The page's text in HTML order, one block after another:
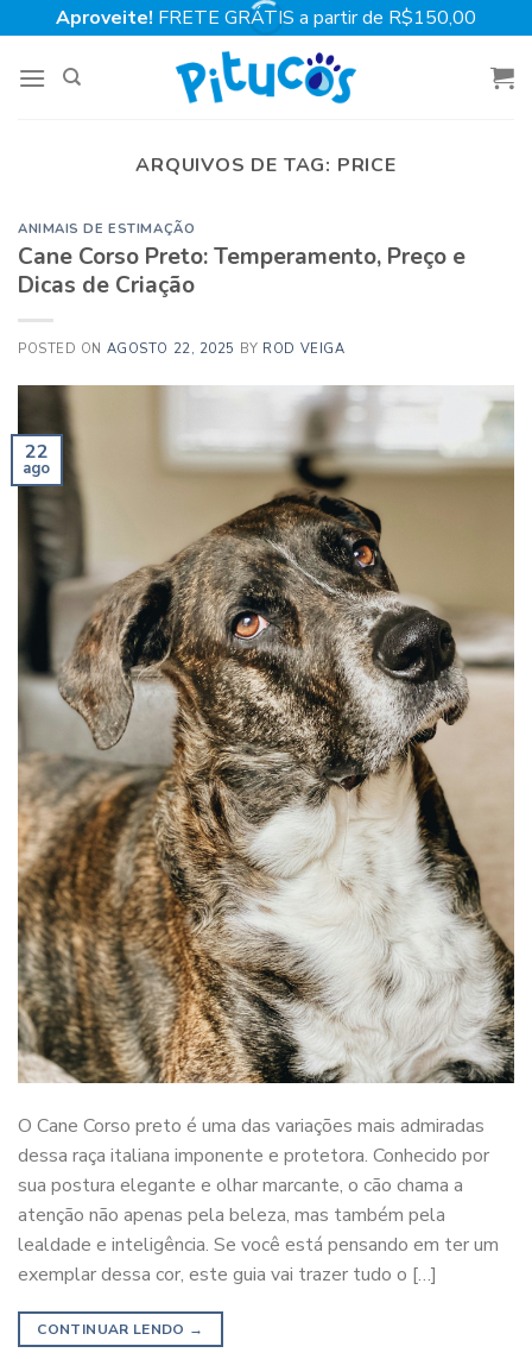
to
content
Aproveite! FRETE GRÁTIS a partir de R$150,00
ARQUIVOS DE TAG: PRICE
ANIMAIS DE ESTIMAÇÃO
Cane Corso Preto: Temperamento, Preço e
Dicas de Criação
POSTED ON AGOSTO 22, 2025 BY ROD VEIGA
22
ago
O Cane Corso preto é uma das variações mais admiradas
dessa raça italiana imponente e protetora. Conhecido por
sua postura elegante e olhar marcante, o cão chama a
atenção não apenas pela beleza, mas também pela
lealdade e inteligência. Se você está pensando em ter um
exemplar dessa cor, este guia vai trazer tudo o […]
CONTINUAR LENDO →